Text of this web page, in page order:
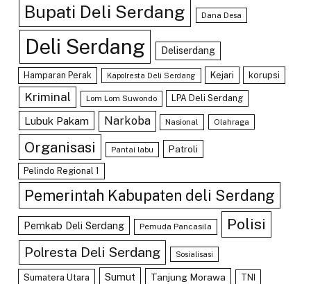
Bupati Deli Serdang Dana Desa
Deli Serdang Deliserdang
Hamparan Perak Kapolresta Deli Serdang Kejari korupsi
Kriminal Lom Lom Suwondo LPA Deli Serdang
Lubuk Pakam Narkoba Nasional Olahraga
Organisasi Pantai labu Patroli
Pelindo Regional 1
Pemerintah Kabupaten deli Serdang
Pemkab Deli Serdang Pemuda Pancasila Polisi
Polresta Deli Serdang Sosialisasi
Sumatera Utara Sumut Tanjung Morawa TNI